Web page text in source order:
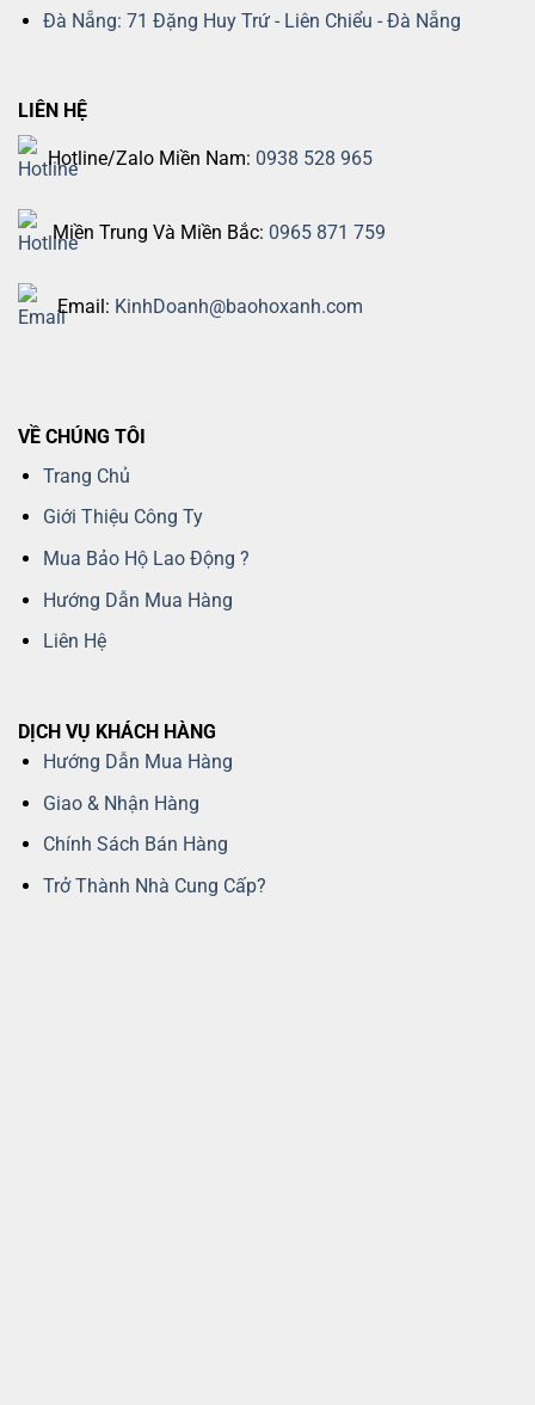
Đà Nẵng: 71 Đặng Huy Trứ - Liên Chiểu - Đà Nẵng
LIÊN HỆ
Hotline/Zalo Miền Nam: 0938 528 965
Miền Trung Và Miền Bắc: 0965 871 759
Email: KinhDoanh@baohoxanh.com
VỀ CHÚNG TÔI
Trang Chủ
Giới Thiệu Công Ty
Mua Bảo Hộ Lao Động ?
Hướng Dẫn Mua Hàng
Liên Hệ
DỊCH VỤ KHÁCH HÀNG
Hướng Dẫn Mua Hàng
Giao & Nhận Hàng
Chính Sách Bán Hàng
Trở Thành Nhà Cung Cấp?